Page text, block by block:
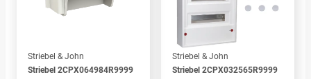
Striebel & John
Striebel 2CPX064984R9999
Striebel & John
Striebel 2CPX032565R9999